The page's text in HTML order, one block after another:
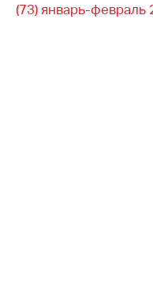
(73) январь-февраль